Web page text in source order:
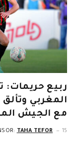
ربيع حريمات:
المغربي
مع الجيش
TAHA TEFOR 15 سبتمبر، 2025